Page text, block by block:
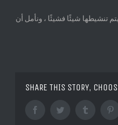
تنشيطها شيئًا فشيئًا ، ونأمل أن
SHARE THIS STORY,
Facebook Twitter Tumblr